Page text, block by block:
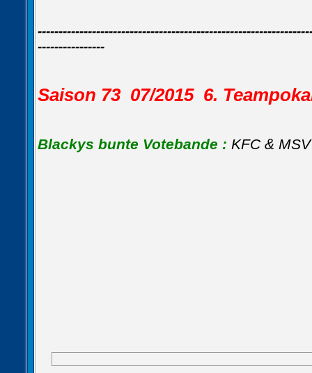
----------------------------------------------------
----------------
Saison 73 07/2015 6.
Blackys bunte Votebande : KFC &